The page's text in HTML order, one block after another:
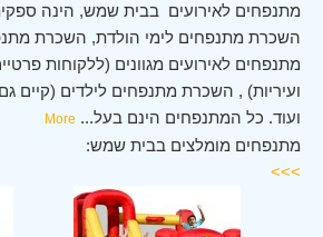
מתנפחים לאירועים בבית שמש, הינה
השכרת מתנפחים לימי הולדת, השכרת
מתנפחים לאירועים מגוונים (ללקוחות
ועיריות) , השכרת מתנפחים לילדים (קיים
ועוד. כל המתנפחים הינם בעל...
More
מתנפחים מומלצים בבית שמש:
>>>